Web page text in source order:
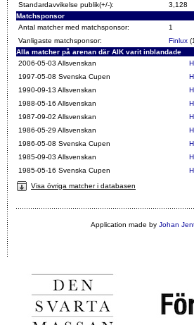
Standardavvikelse publik(+/-):
3,128
Matchsponsor
Antal matcher med matchsponsor:
1
Vanligaste matchsponsor:
Finlux
Alla matcher på arenan där AIK varit inblandade
2006-05-03 Allsvenskan
1997-05-08 Svenska Cupen
1990-09-13 Allsvenskan
1988-05-16 Allsvenskan
1987-09-02 Allsvenskan
1986-05-29 Allsvenskan
1986-05-08 Svenska Cupen
1985-09-03 Allsvenskan
1985-05-16 Svenska Cupen
Visa övriga matcher i databasen
Application made by Johan